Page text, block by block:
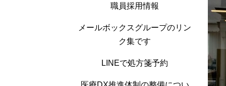
職員採用情報
メールボックスグループのリン
ク集です
LINEで処方箋予約